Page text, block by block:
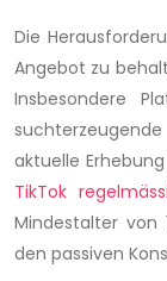
Die
Angebot zu
Insbesondere
aktuelle
TikTok
Mindestalter von
den passiven